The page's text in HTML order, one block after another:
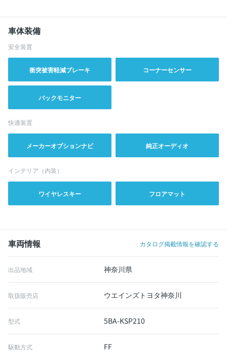
車体装備
安全装置
衝突被害軽減ブレーキ コーナーセンサー
バックモニター
快適装置
メーカーオプションナビ 純正オーディオ
インテリア（内装）
ワイヤレスキー フロアマット
車両情報 カタログ掲載情報を確認する
出品地域 神奈川県
取扱販売店 ウエインズトヨタ神奈川
型式 5BA-KSP210
駆動方式 FF